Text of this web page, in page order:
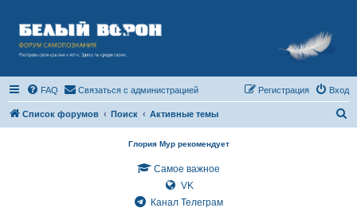
FAQ Связаться с администрацией Вход
Регистрация
Список форумов Поиск Активные темы
Глория Мур рекомендует
Самое важное
VK
Канал Телеграм